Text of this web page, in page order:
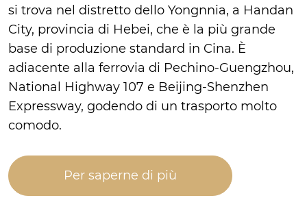
si trova nel distretto dello Yongnnia, a Handan
City, provincia di Hebei, che è la più grande
base di produzione standard in Cina. È
adiacente alla ferrovia di Pechino-Guengzhou,
National Highway 107 e Beijing-Shenzhen
Expressway, godendo di un trasporto molto
comodo.
Per saperne di più